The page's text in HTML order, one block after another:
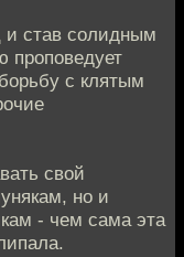
и став солидным
проповедует
с клятым
свой
но и
- чем сама эта